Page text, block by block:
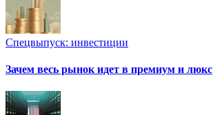
Спецвыпуск: инвестиции
Зачем весь рынок идет в премиум и люкс